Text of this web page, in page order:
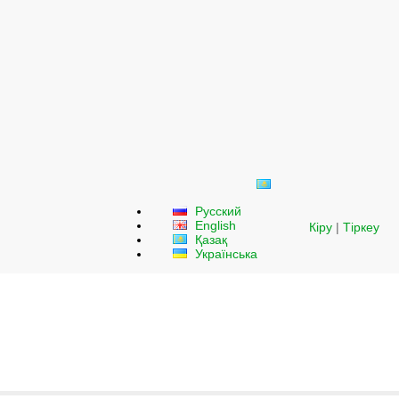
Русский
English
Қазақ
Українська
Кіру | Тіркеу